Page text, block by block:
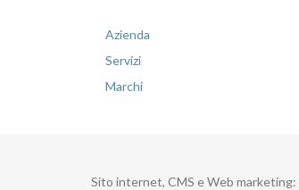
Azienda
Servizi
Marchi
Sito internet, CMS e Web marketing: